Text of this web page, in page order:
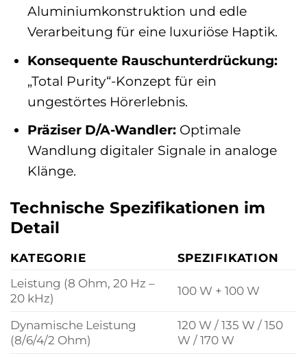
Aluminiumkonstruktion und edle
Verarbeitung für eine luxuriöse Haptik.
Konsequente Rauschunterdrückung:
„Total Purity“-Konzept für ein
ungestörtes Hörerlebnis.
Präziser D/A-Wandler:Optimale
Wandlung digitaler Signale in analoge
Klänge.
Technische Spezifikationen im
Detail
KATEGORIE
SPEZIFIKATION
Leistung (8 Ohm, 20 Hz –
20 kHz)
100 W + 100 W
Dynamische Leistung
(8/6/4/2 Ohm)
120 W / 135 W / 150
W / 170 W